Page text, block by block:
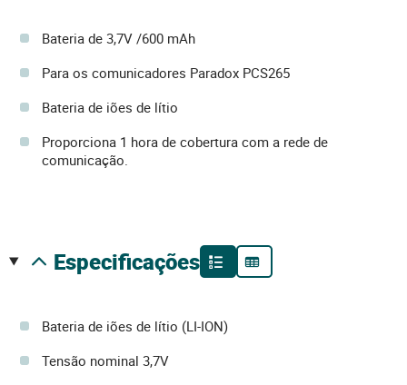
Bateria de 3,7V /600 mAh
Para os comunicadores Paradox PCS265
Bateria de iões de lítio
Proporciona 1 hora de cobertura com a rede de
comunicação.
especificações
Bateria de iões de lítio (LI-ION)
Tensão nominal 3,7V